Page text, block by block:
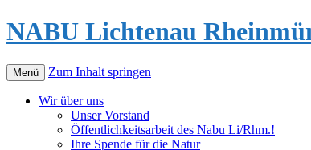
NABU Lichtenau
Menü Zum Inhalt springen
Wir über uns
Unser Vorstand
Öffentlichkeitsarbeit des Nabu Li/Rhm.!
Ihre Spende für die Natur